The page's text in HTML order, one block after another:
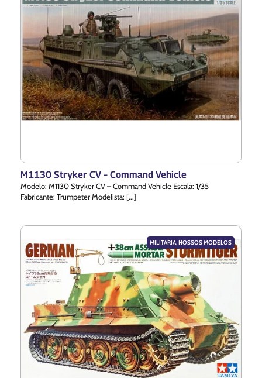
M1130 Stryker CV – Command Vehicle
Modelo: M1130 Stryker CV – Command Vehicle Escala: 1/35
Fabricante: Trumpeter Modelista: [...]
MILITARIA,NOSSOS MODELOS